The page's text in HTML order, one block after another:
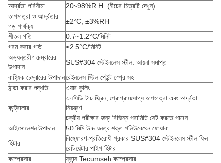
আর্দ্রতা পরিসীমা
20~98%R.H. (নীচের চিত্রটি দেখুন)
তাপমাত্রা ও আর্দ্রতার
গড় পার্থক্য
±2°C, ±3%RH
শীতল গতি
0.7~1.2°C/মিনিট
গরম করার গতি
≤2.5°C/মিনিট
অভ্যন্তরীণ চেম্বারের
উপাদান
SUS#304 স্টেইনলেস স্টীল, আয়না সমাপ্ত
বাহ্যিক চেম্বারের উপাদানরেইনলেস স্টিল পেইন্ট স্প্রে সহ
ঠান্ডা করার পদ্ধতি
এয়ার কুলিং
কন্ট্রোলার
এলসিডি টাচ স্ক্রিন, প্রোগ্রামযোগ্য তাপমাত্রা এবং আর্দ্রতা
নিয়ন্ত্রণ
চক্রীয় পরীক্ষার জন্য বিভিন্ন পরামিতি সেট করতে পারেন
আইসোলেশন উপাদান
50 মিমি উচ্চ ঘনত্ব শক্ত পলিউরেথেন ফোয়ারা
হিটার
বিস্ফোরণ-প্রতিরোধী প্রকার SUS#304 স্টেইনলেস স্টীল ফিন
রেডিয়েটার পাইপ হিটার
কম্প্রেসার
ফ্রান্স Tecumseh কম্প্রেসার